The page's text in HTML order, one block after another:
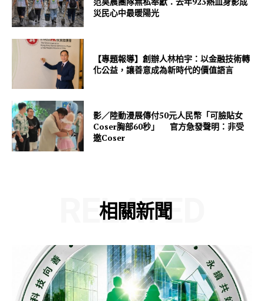
災民心中最暖陽光
【專題報導】創辦人林柏宇：以金融技術轉
化公益，讓善意成為新時代的價值語言
影／陸動漫展傳付50元人民幣「可臉貼女
Coser胸部60秒」 官方急發聲明：非受
邀Coser
相關新聞
RELATED